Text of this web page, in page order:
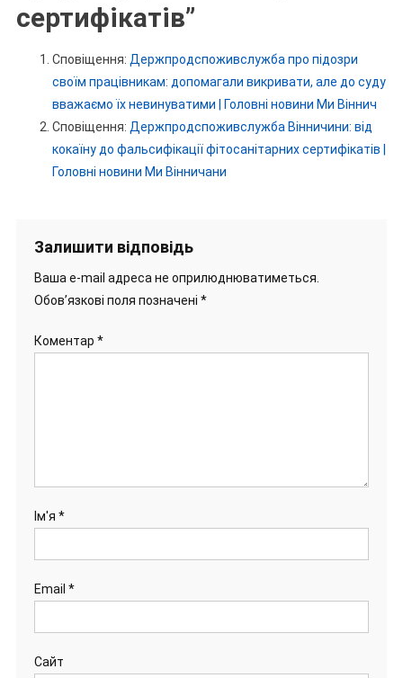
сертифікатів”
Сповіщення: Держпродспоживслужба про підозри
своїм працівникам: допомагали викривати, але до суду
вважаємо їх невинуватими | Головні новини Ми Віннич
Сповіщення: Держпродспоживслужба Вінничини: від
кокаїну до фальсифікації фітосанітарних сертифікатів |
Головні новини Ми Вінничани
Залишити відповідь
Ваша e-mail адреса не оприлюднюватиметься.
Обов’язкові поля позначені *
Коментар *
Ім'я *
Email *
Сайт